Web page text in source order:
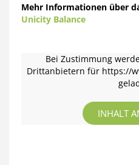
Mehr Informationen über
Unicity Balance
Bei Zustimmung
Drittanbietern für https://
INHALT